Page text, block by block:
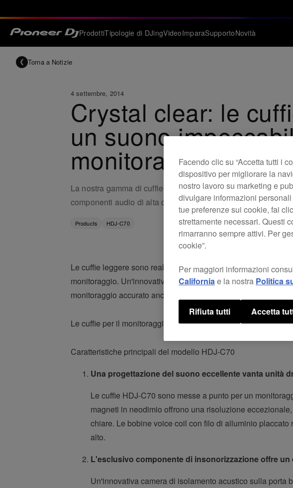
ProdottiTipologie di DJingVideoImparaSupportoNovità
Torna a Notizie
4 settembre, 2014
Crystal clear: le
un suono
monitoraggio
La nostra gamma di cuffie per il monitoraggio da DJ
componenti audio di alta qualità per offrire un suono vero e
Products HDJ-C70
Le cuffie leggere sono realizzate per assicurare il comfort in
monitoraggio. Un'innovativa camera di isolamento acustico,
monitoraggio accurato anche nei locali più affollati.
Le cuffie per il monitoraggio HDJ-C70 sono disponibili da
Caratteristiche principali del modello HDJ-C70
Una progettazione del suono eccellente vanta unità
Le cuffie HDJ-C70 sono messe a punto per un
magneti in neodimio offrono una risoluzione
chiare. Le bobine voice coil con filo di alluminio
alto.
L'esclusivo componente di insonorizzazione offre un
Un'innovativa camera di isolamento acustico sulla
Facendo clic su “Accetta tutti i
dispositivo per migliorare la
nostro lavoro su marketing e
divulgare informazioni
tue preferenze sui cookie, fai
strettamente necessari. Questi
rimarranno sempre attivi. Per
cookie”.
Per maggiori informazioni
California e la nostra Politica
Rifiuta tutti Accetta